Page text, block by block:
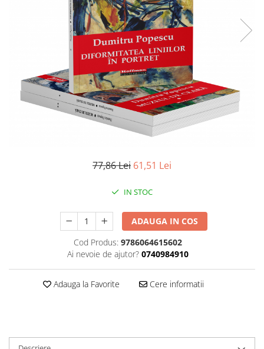
Universala
Universala
Publicistica / Reportaje / Interviuri
Sociologie si filozofie
77,86 Lei 61,51 Lei
IN STOC
ADAUGA IN COS
Cod Produs: 9786064615602
Ai nevoie de ajutor? 0740984910
Adauga la Favorite Cere informatii